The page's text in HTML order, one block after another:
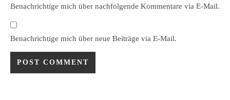
Benachrichtige mich über nachfolgende Kommentare via E-Mail.
Benachrichtige mich über neue Beiträge via E-Mail.